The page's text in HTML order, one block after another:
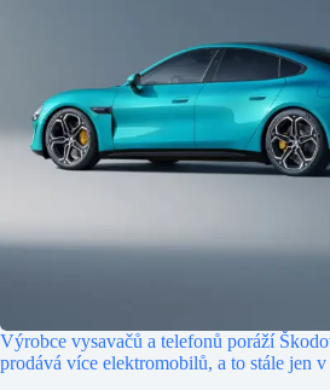
Výrobce vysavačů a telefonů poráží
prodává více elektromobilů, a to stále jen